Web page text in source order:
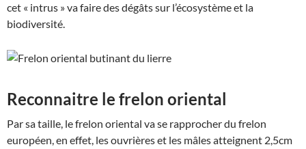
cet « intrus » va faire des dégâts sur l’écosystème et la
biodiversité.
Reconnaitre le frelon oriental
Par sa taille, le frelon oriental va se rapprocher du frelon
européen, en effet, les ouvrières et les mâles atteignent 2,5cm